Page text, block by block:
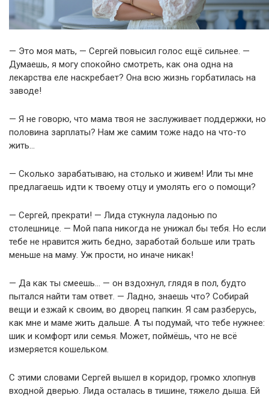
— Это моя мать, — Сергей повысил голос ещё сильнее. —
Думаешь, я могу спокойно смотреть, как она одна на
лекарства еле наскребает? Она всю жизнь горбатилась на
заводе!
— Я не говорю, что мама твоя не заслуживает поддержки, но
половина зарплаты? Нам же самим тоже надо на что-то
жить…
— Сколько зарабатываю, на столько и живем! Или ты мне
предлагаешь идти к твоему отцу и умолять его о помощи?
— Сергей, прекрати! — Лида стукнула ладонью по
столешнице. — Мой папа никогда не унижал бы тебя. Но если
тебе не нравится жить бедно, заработай больше или трать
меньше на маму. Уж прости, но иначе никак!
— Да как ты смеешь… — он вздохнул, глядя в пол, будто
пытался найти там ответ. — Ладно, знаешь что? Собирай
вещи и езжай к своим, во дворец папкин. Я сам разберусь,
как мне и маме жить дальше. А ты подумай, что тебе нужнее:
шик и комфорт или семья. Может, поймёшь, что не всё
измеряется кошельком.
С этими словами Сергей вышел в коридор, громко хлопнув
входной дверью. Лида осталась в тишине, тяжело дыша. Ей